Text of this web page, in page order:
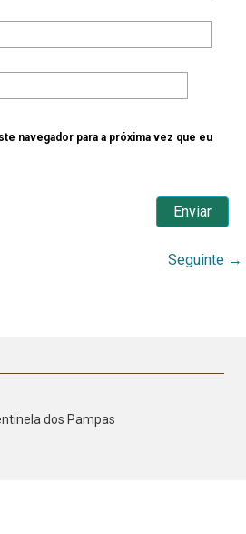
navegador para a próxima vez que eu
Seguinte →
dos Pampas